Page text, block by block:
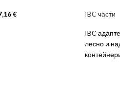
€
IBC части
IBC
лесно и